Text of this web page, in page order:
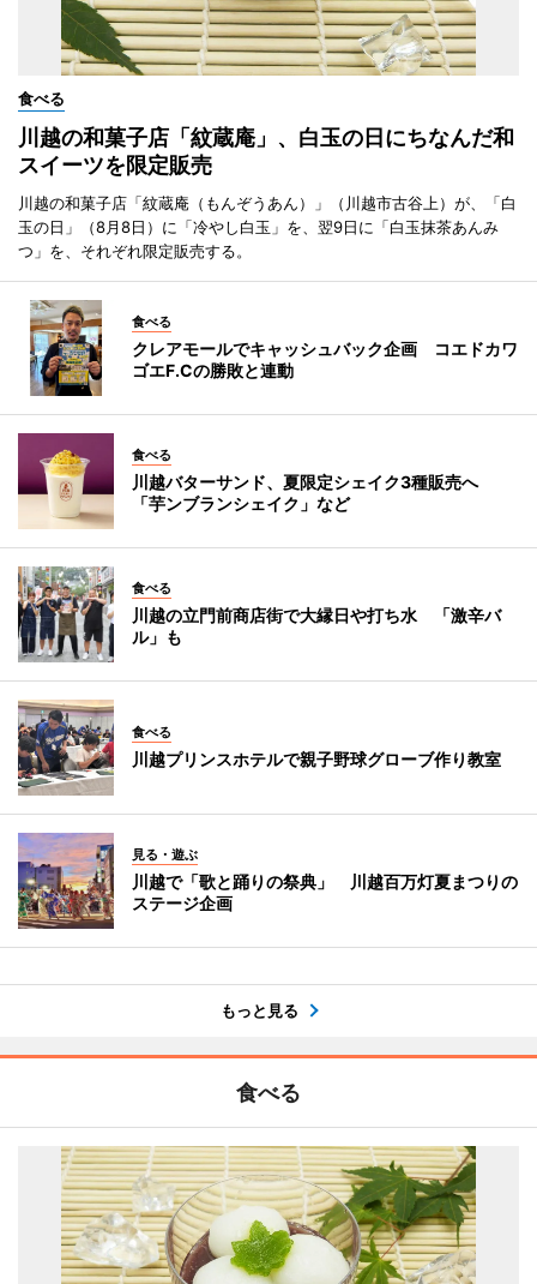
食べる
川越の和菓子店「紋蔵庵」、白玉の日にちなんだ和
スイーツを限定販売
川越の和菓子店「紋蔵庵（もんぞうあん）」（川越市古谷上）が、「白
玉の日」（8月8日）に「冷やし白玉」を、翌9日に「白玉抹茶あんみ
つ」を、それぞれ限定販売する。
食べる
クレアモールでキャッシュバック企画 コエドカワ
ゴエF.Cの勝敗と連動
食べる
川越バターサンド、夏限定シェイク3種販売へ
「芋ンブランシェイク」など
食べる
川越の立門前商店街で大縁日や打ち水 「激辛バ
ル」も
食べる
川越プリンスホテルで親子野球グローブ作り教室
見る・遊ぶ
川越で「歌と踊りの祭典」 川越百万灯夏まつりの
ステージ企画
もっと見る
食べる